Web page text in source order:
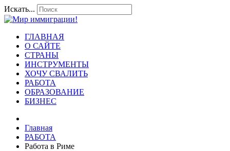
Искать...
ГЛАВНАЯ
О САЙТЕ
СТРАНЫ
ИНСТРУМЕНТЫ
ХОЧУ СВАЛИТЬ
РАБОТА
ОБРАЗОВАНИЕ
БИЗНЕС
Главная
РАБОТА
Работа в Риме